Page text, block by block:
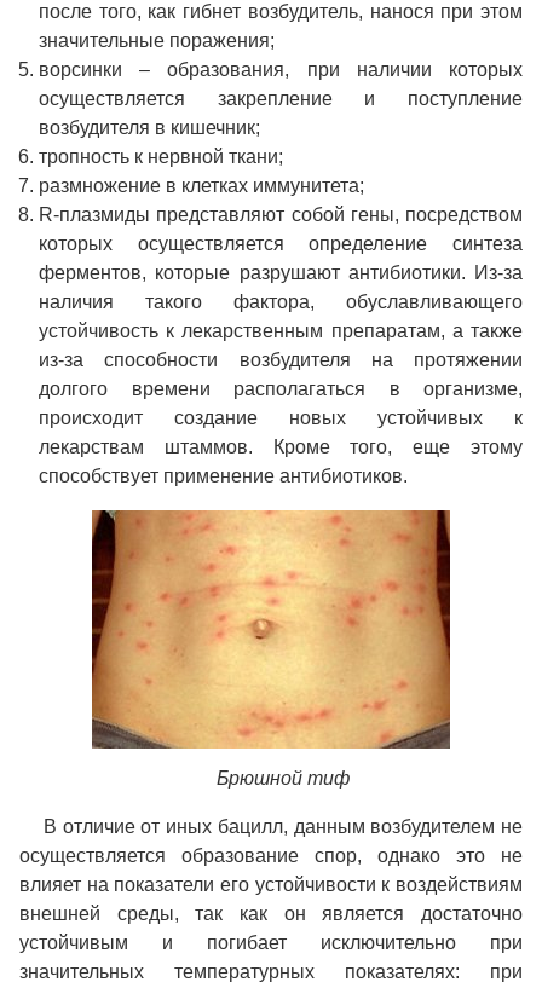
после того, как гибнет возбудитель, нанося при этом
значительные поражения;
ворсинки – образования, при наличии которых
осуществляется закрепление и поступление
возбудителя в кишечник;
тропность к нервной ткани;
размножение в клетках иммунитета;
R-плазмиды представляют собой гены, посредством
которых осуществляется определение синтеза
ферментов, которые разрушают антибиотики. Из-за
наличия такого фактора, обуславливающего
устойчивость к лекарственным препаратам, а также
из-за способности возбудителя на протяжении
долгого времени располагаться в организме,
происходит создание новых устойчивых к
лекарствам штаммов. Кроме того, еще этому
способствует применение антибиотиков.
Брюшной тиф
В отличие от иных бацилл, данным возбудителем не
осуществляется образование спор, однако это не
влияет на показатели его устойчивости к воздействиям
внешней среды, так как он является достаточно
устойчивым и погибает исключительно при
значительных температурных показателях: при